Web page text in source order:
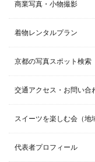
商業写真・小物撮影
着物レンタルプラン
京都の写真スポット検索
交通アクセス・お問い合
スイーツを楽しむ会（地
代表者プロフィール